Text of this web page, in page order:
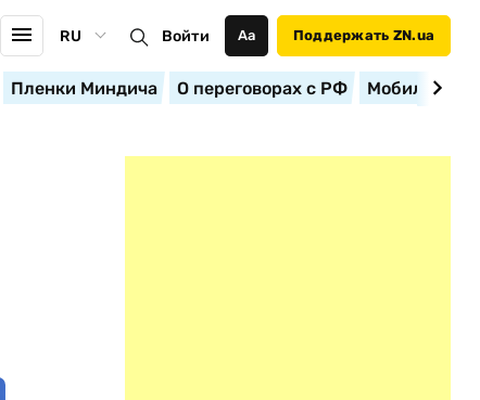
RU Войти Аа Поддержать ZN.ua
Пленки Миндича О переговорах с РФ